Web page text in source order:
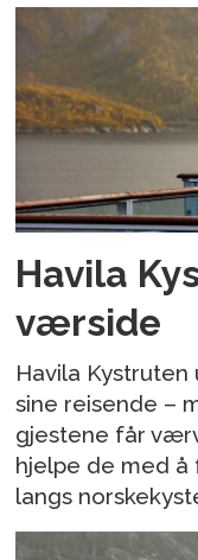
Havila
værside
Havila
sine reisende –
gjestene får
hjelpe de med å
langs